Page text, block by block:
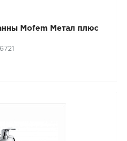
Mofem Метал плюс